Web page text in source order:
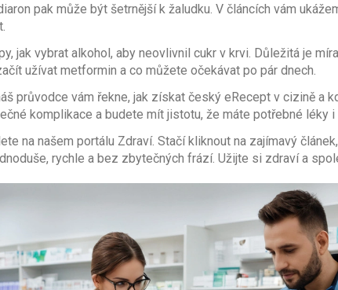
pak může být šetrnější k žaludku. V článcích vám
jak vybrat alkohol, aby neovlivnil cukr v krvi. Důležitá je
užívat metformin a co můžete očekávat po pár dnech.
průvodce vám řekne, jak získat český eRecept v cizině a
komplikace a budete mít jistotu, že máte potřebné léky i
na našem portálu Zdraví. Stačí kliknout na zajímavý
rychle a bez zbytečných frází. Užijte si zdraví a